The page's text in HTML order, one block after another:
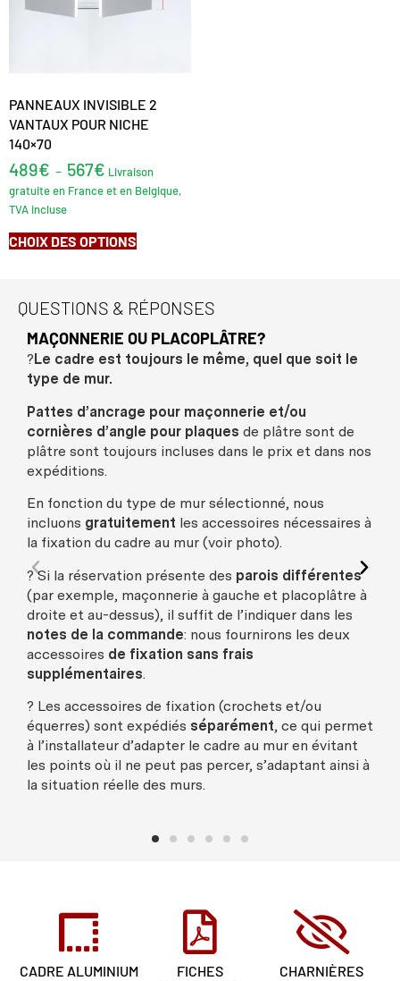
PANNEAUX INVISIBLE 2
VANTAUX POUR NICHE
140×70
489€ – 567€ Livraison
gratuite en France et en Belgique,
TVA incluse
CHOIX DES OPTIONS
QUESTIONS & RÉPONSES
MAÇONNERIE OU PLACOPLÂTRE?
? Le cadre est toujours le même, quel que soit le
type de mur.
Pattes d’ancrage pour maçonnerie et/ou
cornières d’angle pour plaques de plâtre sont de
plâtre sont toujours incluses dans le prix et dans nos
expéditions.
En fonction du type de mur sélectionné, nous
incluons gratuitement les accessoires nécessaires à
la fixation du cadre au mur (voir photo).
? Si la réservation présente des parois différentes
(par exemple, maçonnerie à gauche et placoplâtre à
droite et au-dessus), il suffit de l’indiquer dans les
notes de la commande: nous fournirons les deux
accessoires de fixation sans frais
supplémentaires.
? Les accessoires de fixation (crochets et/ou
équerres) sont expédiés séparément, ce qui permet
à l’installateur d’adapter le cadre au mur en évitant
les points où il ne peut pas percer, s’adaptant ainsi à
la situation réelle des murs.
CADRE ALUMINIUM
FICHES
CHARNIÈRES